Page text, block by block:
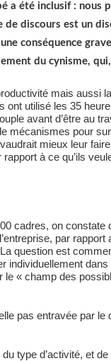
a été inclusif : nous
discours est un
conséquence
du cynisme,
mais aussi
ont utilisé les 35
avant d’être au
mécanismes pour
mieux leur
à ce qu’ils
cadres, on constate
par rapport
question est
individuellement
le « champ des
pas entravée par
type d’activité, et